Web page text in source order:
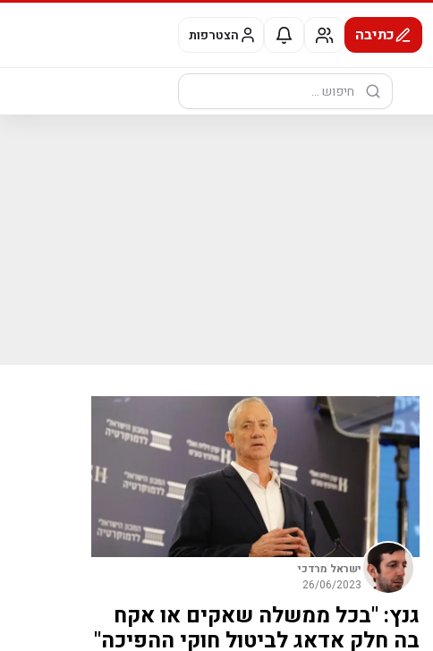
כתיבה הצטרפות
חיפוש:
ישראל מרדכי
26/06/2023
גנץ: "בכל ממשלה שאקים או אקח
בה חלק אדאג לביטול חוקי ההפיכה"